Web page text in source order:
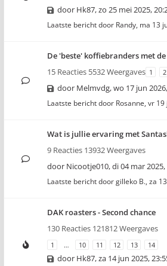
door Hk87,zo 25 mei 2025,
Laatste bericht door Randy, ma 13
De 'beste' koffiebranders met
15 Reacties 5532 Weergaves 1 2
door Melmvdg,wo 17 jun
Laatste bericht door Rosanne, vr 19
Wat is jullie ervaring met
9 Reacties 13932 Weergaves
door Nicootje010,di 04 mar 2025,
Laatste bericht doorgilleko B., za
DAK roasters - Second chance
130 Reacties 121812 Weergaves
1 … 10 11 12 13 14
door Hk87,za 14 jun 2025,